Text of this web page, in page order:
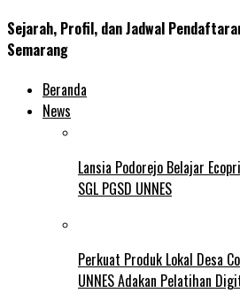
Sejarah, Profil, dan Jadwal
Semarang
Beranda
News
Lansia Podorejo Belajar
SGL PGSD UNNES
Perkuat Produk Lokal Desa
UNNES Adakan Pelatihan